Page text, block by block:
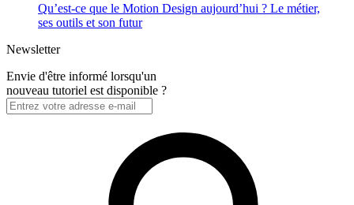
Qu’est-ce que le Motion Design aujourd’hui ? Le métier,
ses outils et son futur
Newsletter
Envie d'être informé lorsqu'un
nouveau tutoriel est disponible ?